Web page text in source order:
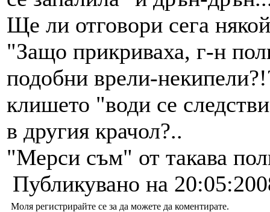
Ще ли отговори сега
"Защо прикриваха, г-н
подобни врели-
клишето "води се
в другия крачол?..
"Мерси съм" от такава
Публикувано на
Моля регистрирайте се за да можете да коментирате.